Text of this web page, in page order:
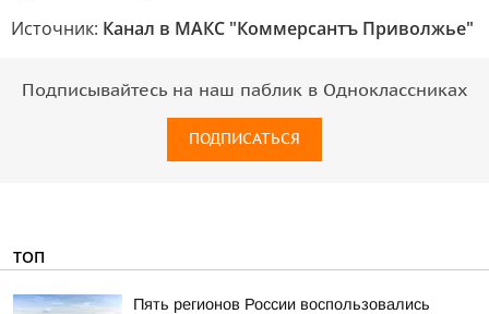
Источник: Канал в МАКС "Коммерсантъ Приволжье"
Подписывайтесь на наш паблик в Одноклассниках
ПОДПИСАТЬСЯ
ТОП
Пять регионов России воспользовались